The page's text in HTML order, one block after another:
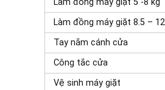
Làm đồng máy giặt 5 -8 kg
Làm đồng máy giặt 8.5 –
Tay nắm cánh cửa
Công tắc cửa
Vệ sinh máy giặt